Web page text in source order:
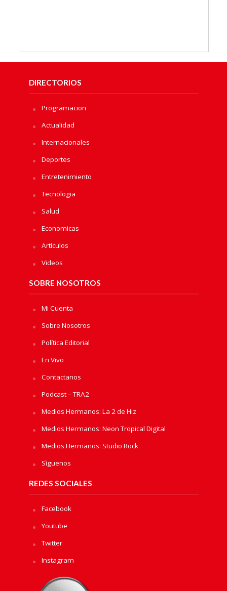
DIRECTORIOS
Programacion
Actualidad
Internacionales
Deportes
Entretenimiento
Tecnologia
Salud
Economicas
Artículos
Videos
SOBRE NOSOTROS
Mi Cuenta
Sobre Nosotros
Política Editorial
En Vivo
Contactanos
Podcast – TRA2
Medios Hermanos: La 2 de Hiz
Medios Hermanos: Neon Tropical Digital
Medios Hermanos: Studio Rock
Sìguenos
REDES SOCIALES
Facebook
Youtube
Twitter
Instagram